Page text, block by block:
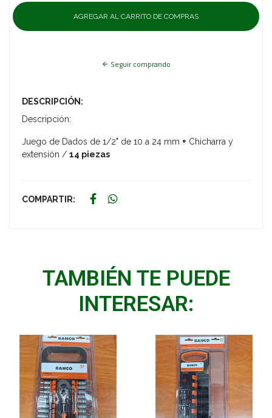
Seguir comprando
DESCRIPCIÓN:
Descripción:
Juego de Dados de 1/2" de 10 a 24 mm + Chicharra y
extensión / 14 piezas
COMPARTIR:
TAMBIÉN TE PUEDE
INTERESAR: